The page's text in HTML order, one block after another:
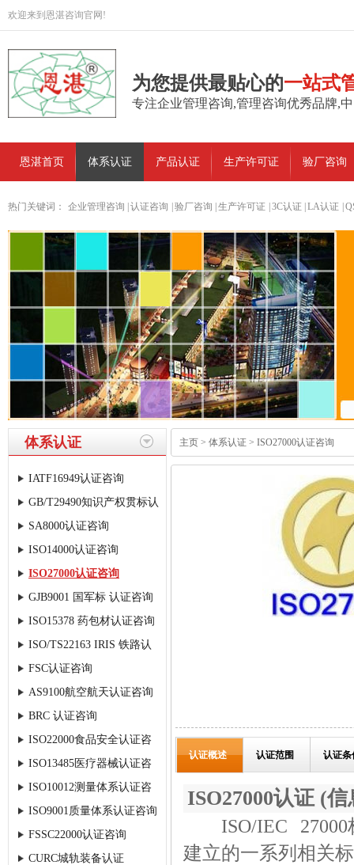
欢迎来到恩湛咨询官网!
为您提供最贴心的一站式
专注企业管理咨询,管理咨询优秀品牌,
恩湛首页 体系认证 产品认证 生产许可证 验厂咨询
热门关键词： 企业管理咨询 认证咨询 验厂咨询 生产许可证 3C认证 LA认证
体系认证
IATF16949认证咨询
GB/T29490知识产权贯标认
证咨询
SA8000认证咨询
ISO14000认证咨询
ISO27000认证咨询
GJB9001 国军标 认证咨询
ISO15378 药包材认证咨询
ISO/TS22163 IRIS 铁路认
证
FSC认证咨询
AS9100航空航天认证咨询
BRC 认证咨询
ISO22000食品安全认证咨
询
ISO13485医疗器械认证咨
询
ISO10012测量体系认证咨
询
ISO9001质量体系认证咨询
FSSC22000认证咨询
CURC城轨装备认证
主页 > 体系认证 > ISO27000认证咨询
认证概述 认证范围 认证条
ISO27000认证 (
ISO/IEC 27000
建立的一系列相关